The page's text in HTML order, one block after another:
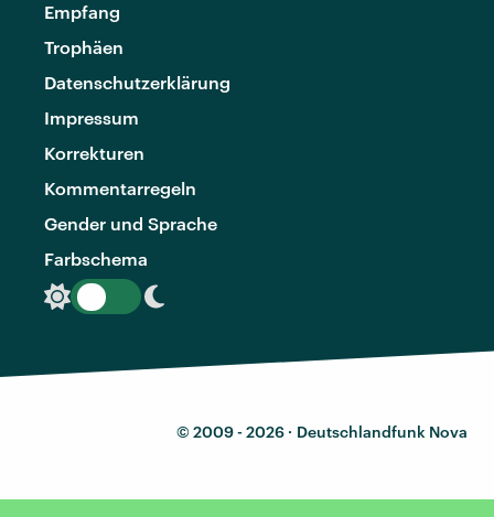
Empfang
Trophäen
Datenschutzerklärung
Impressum
Korrekturen
Kommentarregeln
Gender und Sprache
Farbschema
© 2009 - 2026 · Deutschlandfunk Nova